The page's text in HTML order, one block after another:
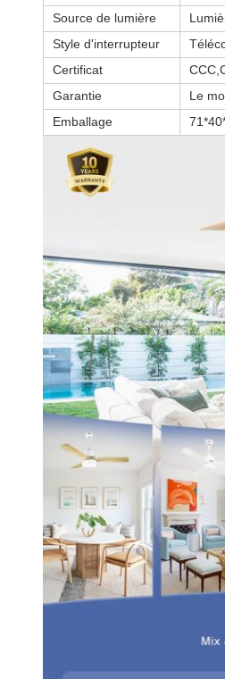
Source de lumière
Style d'interrupteur
Certificat
Garantie
Le
Emballage